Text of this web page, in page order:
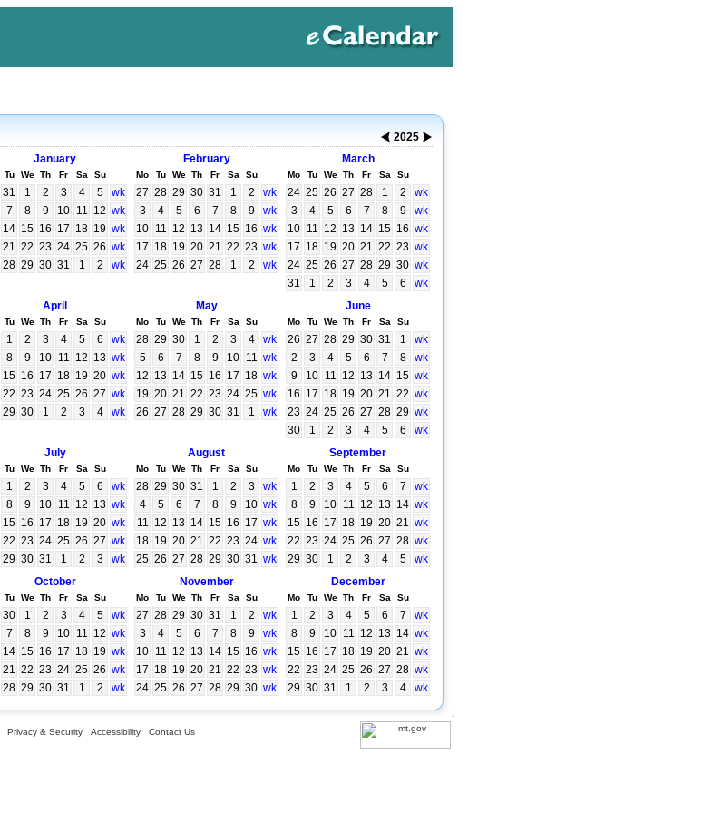
2025
January
Tu We Th Fr Sa Su
31 1 2 3 4 5
wk
7 8 9 10 11 12 wk
14 15 16 17 18 19 wk
21 22 23 24 25 26 wk
28 29 30 31 1 2 wk
February
Mo Tu We Th Fr Sa Su
27 28 29 30 31 1 2
wk
3
4 5 6 7 8 9
wk
10 11 12 13 14 15 16 wk
17 18 19 20 21 22 23 wk
24 25 26 27 28 1 2 wk
March
Mo Tu We Th Fr Sa Su
24 25 26 27 28 1 2
wk
3
4 5 6 7 8 9
wk
10 11 12 13 14 15 16 wk
17 18 19 20 21 22 23 wk
24 25 26 27 28 29 30 wk
31
1 2 3 4 5 6
wk
April
Tu We Th Fr Sa Su
1 2 3 4 5 6
wk
8 9 10 11 12 13 wk
15 16 17 18 19 20 wk
22 23 24 25 26 27 wk
29 30 1 2 3 4 wk
May
Mo Tu We Th Fr Sa Su
28 29 30 1 2 3 4
wk
5
6 7 8 9 10 11 wk
12 13 14 15 16 17 18 wk
19 20 21 22 23 24 25 wk
26 27 28 29 30 31 1 wk
June
Mo Tu We Th Fr Sa Su
26 27 28 29 30 31 1
wk
2
3 4 5 6 7 8
wk
9
10 11 12 13 14 15 wk
16 17 18 19 20 21 22 wk
23 24 25 26 27 28 29 wk
30
1 2 3 4 5 6
wk
July
Tu We Th Fr Sa Su
1 2 3 4 5 6
wk
8 9 10 11 12 13 wk
15 16 17 18 19 20 wk
22 23 24 25 26 27 wk
29 30 31 1 2 3 wk
August
Mo Tu We Th Fr Sa Su
28 29 30 31 1 2 3
wk
4
5 6 7 8 9 10 wk
11 12 13 14 15 16 17 wk
18 19 20 21 22 23 24 wk
25 26 27 28 29 30 31 wk
September
Mo Tu We Th Fr Sa Su
1 2 3 4 5 6 7
wk
8
9 10 11 12 13 14 wk
15 16 17 18 19 20 21 wk
22 23 24 25 26 27 28 wk
29 30 1 2 3 4 5
wk
October
Tu We Th Fr Sa Su
30 1 2 3 4 5
wk
7 8 9 10 11 12 wk
14 15 16 17 18 19 wk
21 22 23 24 25 26 wk
28 29 30 31 1 2 wk
November
Mo Tu We Th Fr Sa Su
27 28 29 30 31 1 2
wk
3
4 5 6 7 8 9
wk
10 11 12 13 14 15 16 wk
17 18 19 20 21 22 23 wk
24 25 26 27 28 29 30 wk
December
Mo Tu We Th Fr Sa Su
1 2 3 4 5 6 7
wk
8
9 10 11 12 13 14 wk
15 16 17 18 19 20 21 wk
22 23 24 25 26 27 28 wk
29 30 31 1 2 3 4 wk
Privacy & Security Accessibility Contact Us